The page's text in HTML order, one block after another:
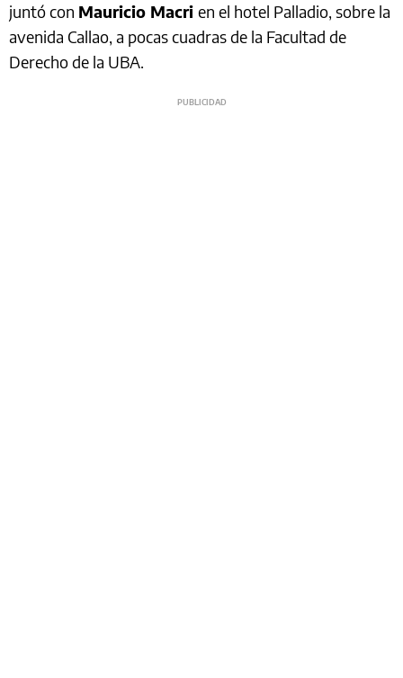
juntó con Mauricio Macri en el hotel Palladio, sobre la
avenida Callao, a pocas cuadras de la Facultad de
Derecho de la UBA.